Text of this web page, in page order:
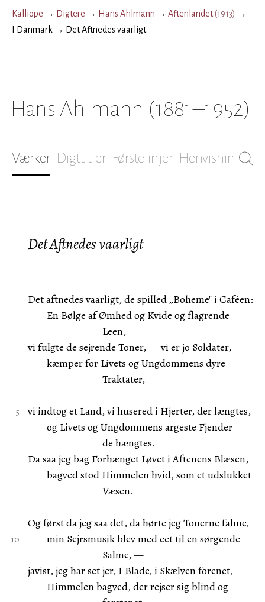
Kalliope → Digtere → Hans Ahlmann → Aftenlandet(1913) →
I Danmark → Det Aftnedes vaarligt
Hans Ahlmann (1881–1952)
Værker Digttitler Førstelinjer Henvisninger
Det Aftnedes vaarligt
Det aftnedes vaarligt, de spilled „Boheme" i Caféen:
En Bølge af Ømhed og Kvide og flagrende
Leen,
vi fulgte de sejrende Toner, — vi er jo Soldater,
kæmper for Livets og Ungdommens dyre
Traktater, —
vi indtog et Land, vi husered i Hjerter, der længtes,
og Livets og Ungdommens argeste Fjender —
de hængtes.
Da saa jeg bag Forhænget Løvet i Aftenens Blæsen,
bagved stod Himmelen hvid, som et udslukket
Væsen.
Og først da jeg saa det, da hørte jeg Tonerne falme,
min Sejrsmusik blev med eet til en sørgende
Salme, —
javist, jeg har set jer, I Blade, i Skælven forenet,
Himmelen bagved, der rejser sig blind og